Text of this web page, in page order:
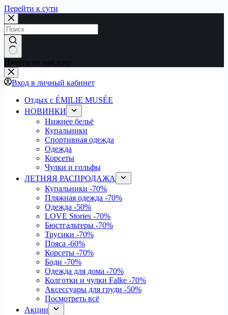
Перейти к сути
Ничего не найдено
Вход в личный кабинет
Отдых с ÉMILIE MUSÉE
НОВИНКИ
Нижнее бельё
Купальники
Спортивная одежда
Одежда
Корсеты
Чулки и гольфы
ЛЕТНЯЯ РАСПРОДАЖА
Купальники -70%
Пляжная одежда -70%
Одежда -50%
LOVE Stories -70%
Бюстгальтеры -70%
Трусики -70%
Пояса -60%
Корсеты -70%
Боди -70%
Одежда для дома -70%
Колготки и чулки Falke -70%
Аксессуары для груди -50%
Посмотреть всё
Акции